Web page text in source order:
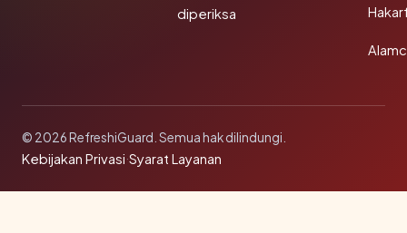
diperiksa
© 2026 RefreshiGuard. Semua hak dilindungi.
Kebijakan Privasi·Syarat Layanan